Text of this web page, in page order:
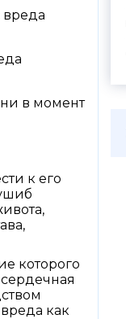
в момент
к его
которого
как